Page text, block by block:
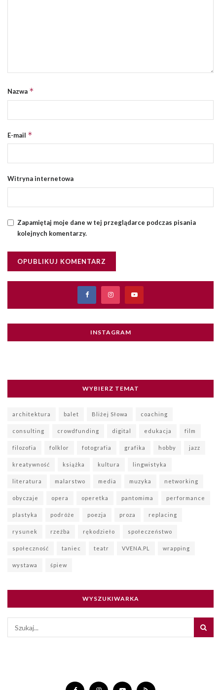
Nazwa *
E-mail *
Witryna internetowa
Zapamiętaj moje dane w tej przeglądarce podczas pisania
kolejnych komentarzy.
INSTAGRAM
WYBIERZ TEMAT
architektura balet Bliżej Słowa coaching
consulting crowdfunding digital edukacja film
filozofia folklor fotografia grafika hobby jazz
kreatywność książka kultura lingwistyka
literatura malarstwo media muzyka networking
obyczaje opera operetka pantomima performance
plastyka podróże poezja proza replacing
rysunek rzeźba rękodzieło społeczeństwo
społeczność taniec teatr VVENA.PL wrapping
wystawa śpiew
WYSZUKIWARKA